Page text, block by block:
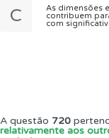
C
As dimensões
contribuem
com
A questão 720
relativamente aos